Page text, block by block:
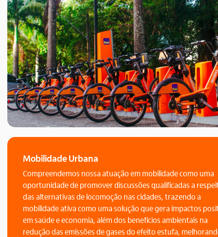
Mobilidade Urbana
Compreendemos nossa atuação em mobilidade como uma
oportunidade de promover discussões qualificadas a
das alternativas de locomoção nas cidades, trazendo a
mobilidade ativa como uma solução que gera impactos
em saúde e economia, além dos benefícios ambientais na
redução das emissões de gases do efeito estufa,